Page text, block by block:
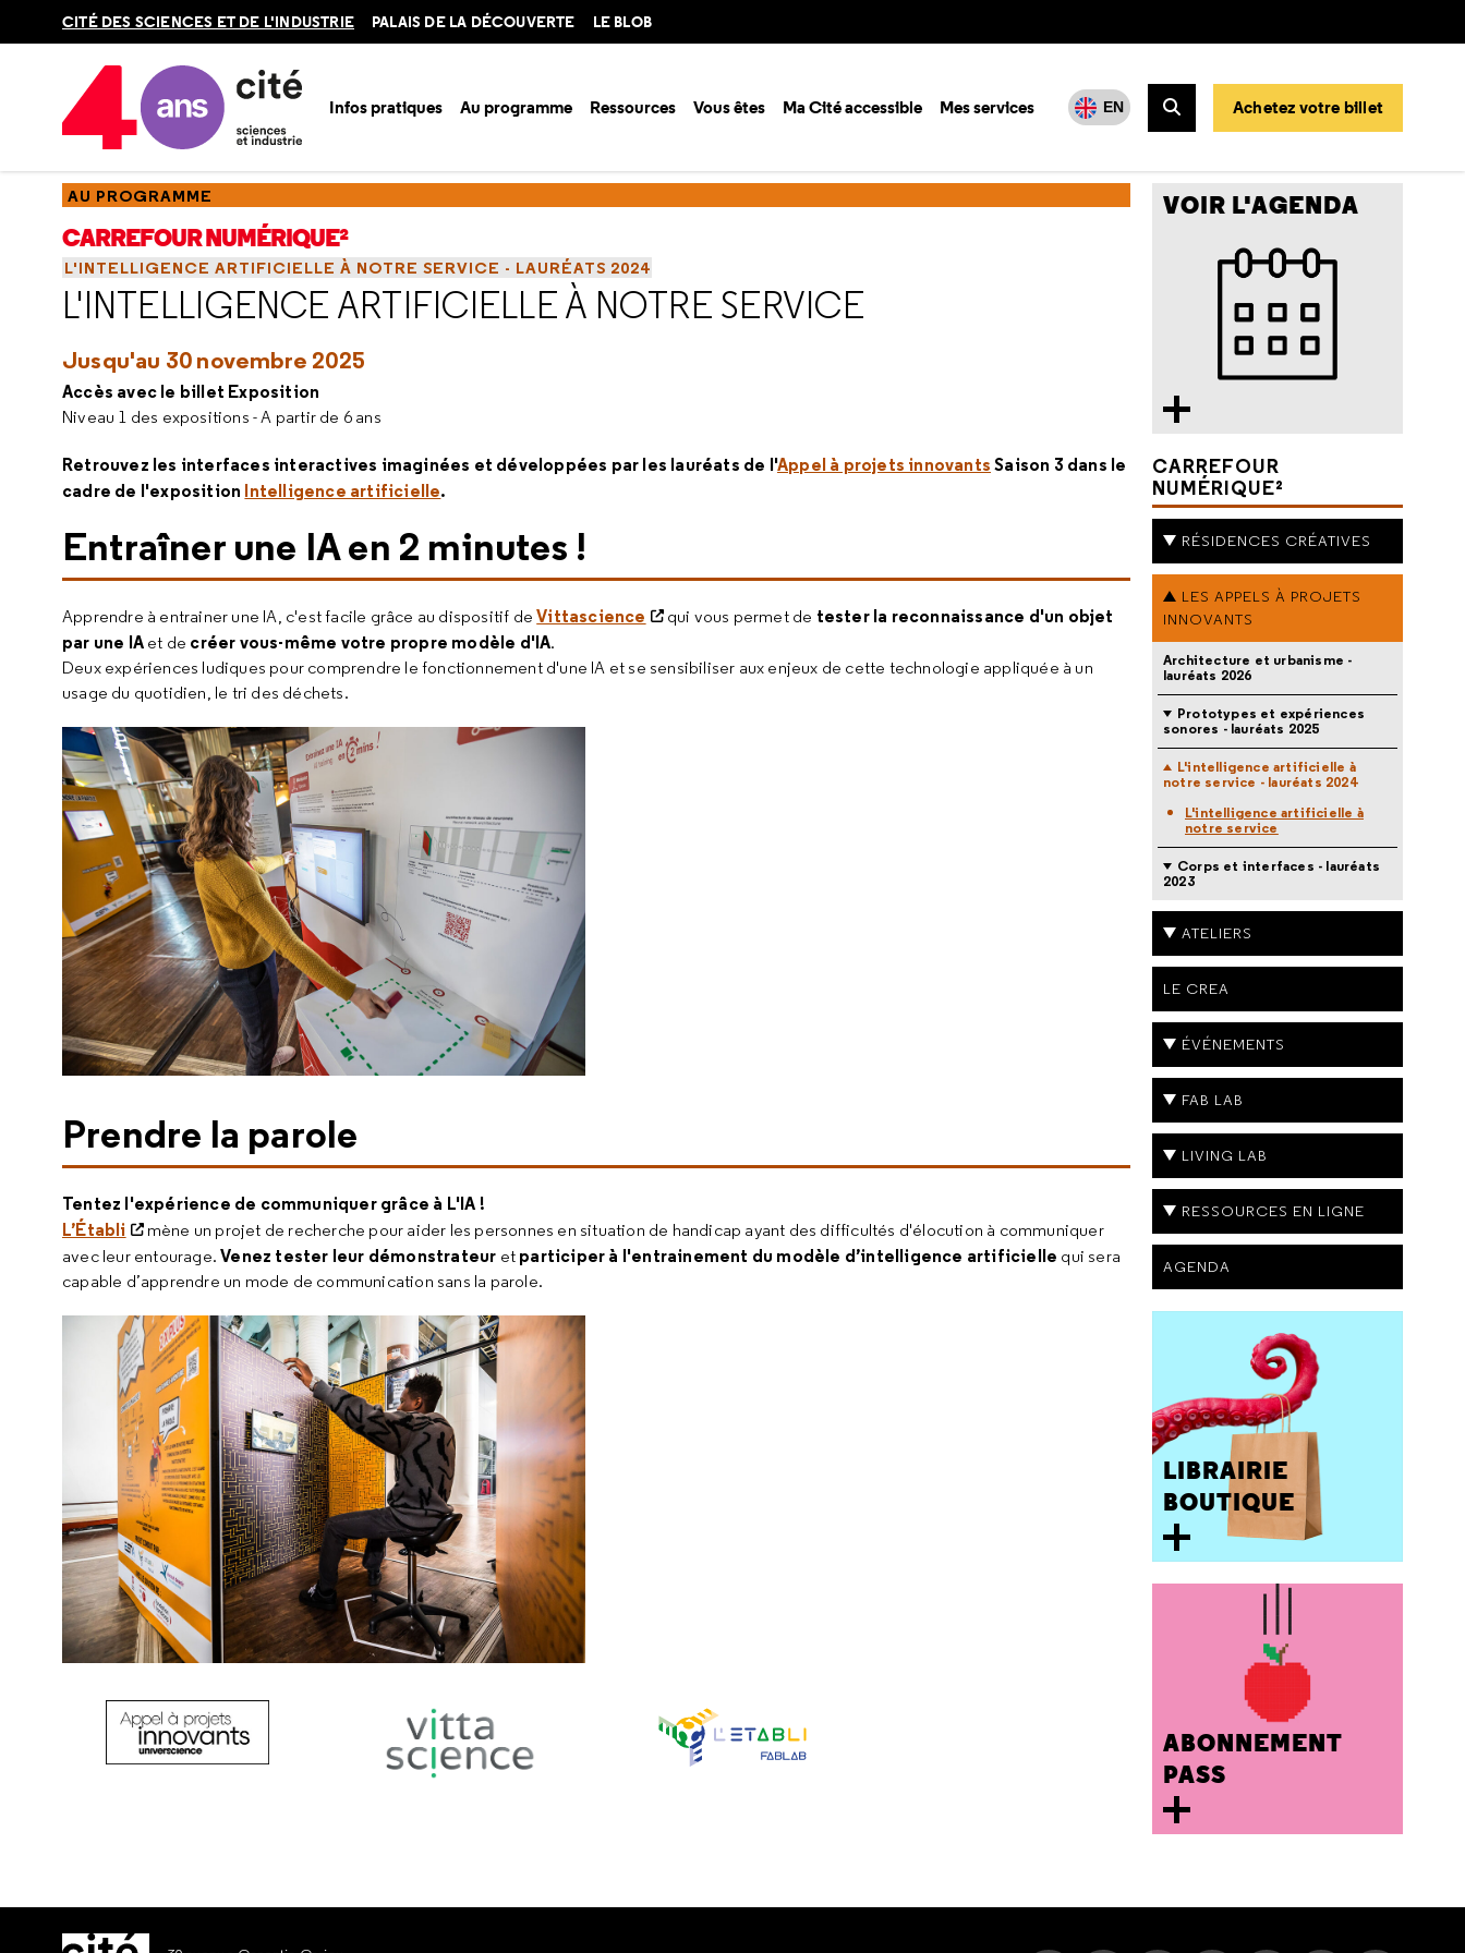
CITÉ DES SCIENCES ET DE L'INDUSTRIE PALAIS DE LA DÉCOUVERTE LE BLOB
Infos pratiques Au programme Ressources Vous êtes Ma Cité accessible Mes services EN
Rechercher
Achetez votre billet
Accueil Au programme
AU PROGRAMME
CARREFOUR NUMÉRIQUE²
L'INTELLIGENCE ARTIFICIELLE À NOTRE SERVICE - LAURÉATS 2024
L'INTELLIGENCE ARTIFICIELLE À NOTRE SERVICE
Jusqu'au 30 novembre 2025
Accès avec le billet Exposition
Niveau 1 des expositions - A partir de 6 ans
Retrouvez les interfaces interactives imaginées et développées par les lauréats de l'Appel à projets innovants Saison 3 dans le
cadre de l'exposition Intelligence artificielle.
Entraîner une IA en 2 minutes !
Apprendre à entrainer une IA, c'est facile grâce au dispositif de Vittascience qui vous permet de tester la reconnaissance d'un objet
par une IA et de créer vous-même votre propre modèle d'IA.
Deux expériences ludiques pour comprendre le fonctionnement d'une IA et se sensibiliser aux enjeux de cette technologie appliquée à un
usage du quotidien, le tri des déchets.
Prendre la parole
Tentez l'expérience de communiquer grâce à L'IA !
L’Établi
mène un projet de recherche pour aider les personnes en situation de handicap ayant des difficultés d'élocution à communiquer
avec leur entourage.Venez tester leur démonstrateur et participer à l'entrainement du modèle d’intelligence artificielle qui sera
capable d’apprendre un mode de communication sans la parole.
VOIR L'AGENDA
CARREFOUR
NUMÉRIQUE²
RÉSIDENCES CRÉATIVES
LES APPELS À PROJETS
INNOVANTS
Architecture et urbanisme -
lauréats 2026
Prototypes et expériences
sonores - lauréats 2025
L'intelligence artificielle à
notre service - lauréats 2024
L'intelligence artificielle à
notre service
Corps et interfaces - lauréats
2023
ATELIERS
LE CREA
ÉVÉNEMENTS
FAB LAB
LIVING LAB
RESSOURCES EN LIGNE
AGENDA
LIBRAIRIE
BOUTIQUE
ABONNEMENT
PASS